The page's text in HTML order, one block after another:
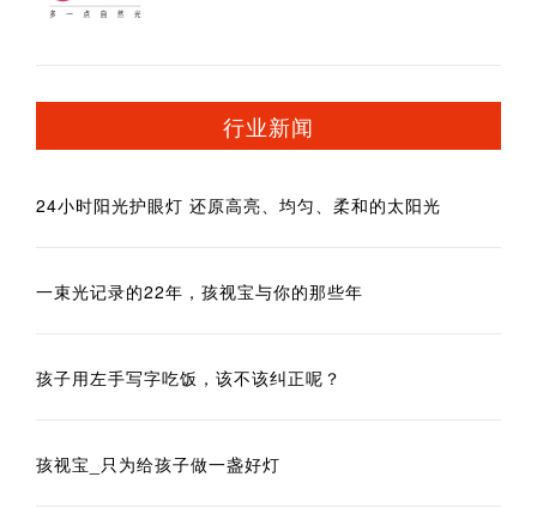
行业新闻
24小时阳光护眼灯 还原高亮、均匀、柔和的太阳光
一束光记录的22年，孩视宝与你的那些年
孩子用左手写字吃饭，该不该纠正呢？
孩视宝_只为给孩子做一盏好灯